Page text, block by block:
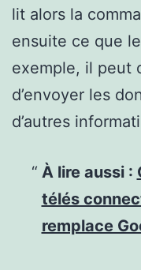
lit alors la
ensuite ce que
exemple, il peut
d’envoyer les
d’autres
À lire aussi :
télés
remplace